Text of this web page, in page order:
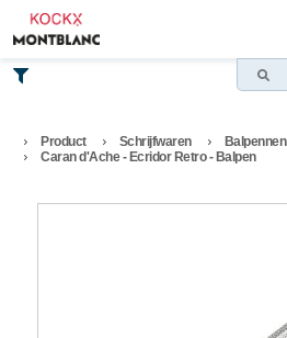
Product Schrijfwaren
Balpennen
Caran d'Ache - Ecridor Retro - Balpen